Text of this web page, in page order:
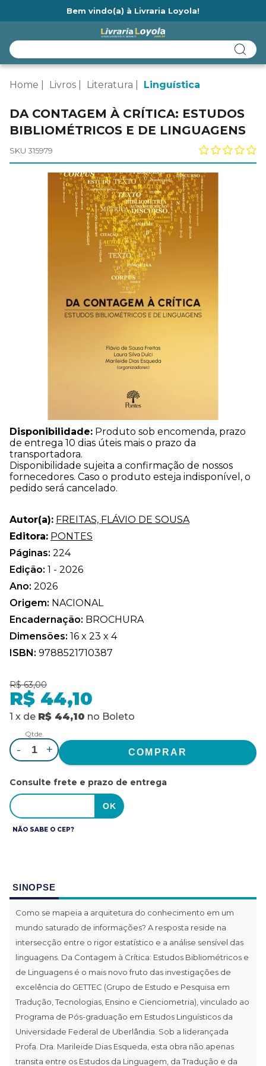
Bem vindo(a) à Livraria Loyola!
Home Livros Literatura Linguística
DA CONTAGEM À CRÍTICA: ESTUDOS
BIBLIOMÉTRICOS E DE LINGUAGENS
SKU 315979
Disponibilidade: Produto sob encomenda, prazo
de entrega 10 dias úteis mais o prazo da
transportadora.
Disponibilidade sujeita a confirmação de nossos
fornecedores. Caso o produto esteja indisponível, o
pedido será cancelado.
Autor(a): FREITAS, FLÁVIO DE SOUSA
Editora: PONTES
Páginas: 224
Edição: 1 - 2026
Ano: 2026
Origem: NACIONAL
Encadernação: BROCHURA
Dimensões: 16 x 23 x 4
ISBN: 9788521710387
R$ 63,00
R$ 44,10
1 x de R$ 44,10 no Boleto
Qtde.
- +
Consulte frete e prazo de entrega
NÃO SABE O CEP?
SINOPSE
Como se mapeia a arquitetura do conhecimento em um
mundo saturado de informações? A resposta reside na
intersecção entre o rigor estatístico e a análise sensível das
linguagens. Da Contagem à Crítica: Estudos Bibliométricos e
de Linguagens é o mais novo fruto das investigações de
excelência do GETTEC (Grupo de Estudo e Pesquisa em
Tradução, Tecnologias, Ensino e Cienciometria), vinculado ao
Programa de Pós-graduação em Estudos Linguísticos da
Universidade Federal de Uberlândia. Sob a liderançada
Profa. Dra. Marileide Dias Esqueda, esta obra não apenas
transita entre os Estudos da Linguagem, da Tradução e da